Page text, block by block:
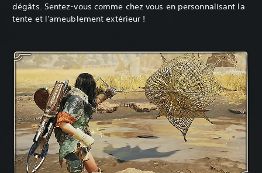
dégâts. Sentez-vous comme chez vous en personnalisant la
tente et l'ameublement extérieur !